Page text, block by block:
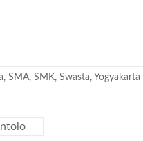
, SMA, SMK, Swasta, Yogyakarta